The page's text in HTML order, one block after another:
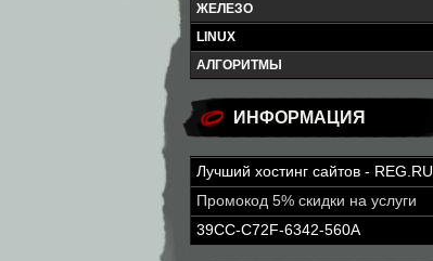
ЖЕЛЕЗО
LINUX
АЛГОРИТМЫ
ИНФОРМАЦИЯ
Лучший хостинг сайтов - REG.RU
Промокод 5% скидки на услуги
39CC-C72F-6342-560A